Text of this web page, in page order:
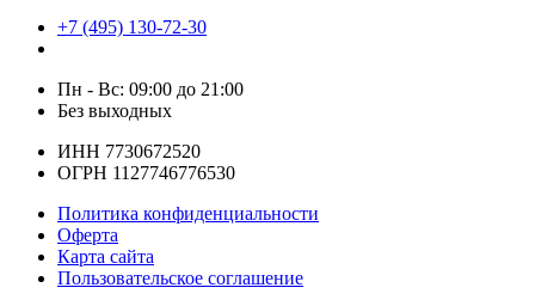
+7 (495) 130-72-30
Пн - Вс: 09:00 до 21:00
Без выходных
ИНН 7730672520
ОГРН 1127746776530
Политика конфиденциальности
Оферта
Карта сайта
Пользовательское соглашение